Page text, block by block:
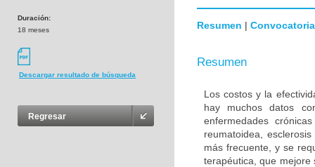
Duración:
18 meses
Descargar resultado de búsqueda
Regresar
Resumen | Convocatoria
Resumen
Los costos y la
hay muchos datos
enfermedades
reumatoidea,
más frecuente, y se
terapéutica, que mejore